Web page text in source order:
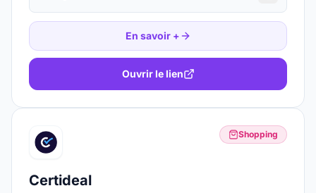
En savoir +
Ouvrir le lien
Shopping
Certideal